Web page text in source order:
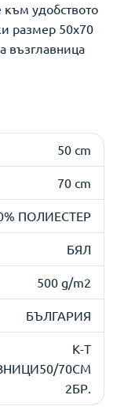
удобството
размер 50x70
възглавница
50 cm
70 cm
ПОЛИЕСТЕР
БЯЛ
500 g/m2
БЪЛГАРИЯ
К-Т
70СМ
2БР.